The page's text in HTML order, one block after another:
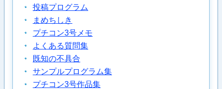
投稿プログラム
まめちしき
プチコン3号メモ
よくある質問集
既知の不具合
サンプルプログラム集
プチコン3号作品集